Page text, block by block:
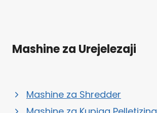
Mashine za Urejelezaji
Mashine za Shredder